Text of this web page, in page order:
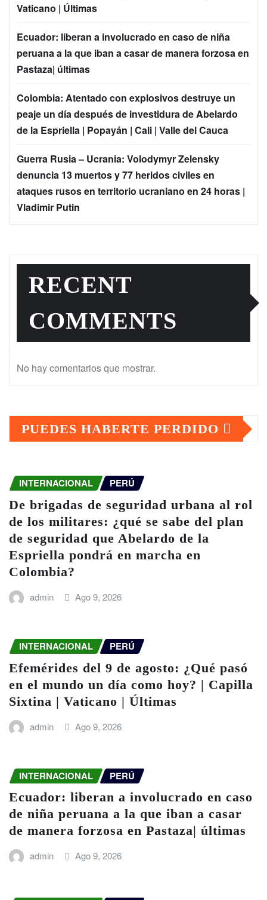
Vaticano | Últimas
Ecuador: liberan a involucrado en caso de niña
peruana a la que iban a casar de manera forzosa en
Pastaza| últimas
Colombia: Atentado con explosivos destruye un
peaje un día después de investidura de Abelardo
de la Espriella | Popayán | Cali | Valle del Cauca
Guerra Rusia – Ucrania: Volodymyr Zelensky
denuncia 13 muertos y 77 heridos civiles en
ataques rusos en territorio ucraniano en 24 horas |
Vladimir Putin
RECENT
COMMENTS
No hay comentarios que mostrar.
PUEDES HABERTE PERDIDO
INTERNACIONAL PERÚ
De brigadas de seguridad urbana al rol
de los militares: ¿qué se sabe del plan
de seguridad que Abelardo de la
Espriella pondrá en marcha en
Colombia?
admin Ago 9, 2026
INTERNACIONAL PERÚ
Efemérides del 9 de agosto: ¿Qué pasó
en el mundo un día como hoy? | Capilla
Sixtina | Vaticano | Últimas
admin Ago 9, 2026
INTERNACIONAL PERÚ
Ecuador: liberan a involucrado en caso
de niña peruana a la que iban a casar
de manera forzosa en Pastaza| últimas
admin Ago 9, 2026